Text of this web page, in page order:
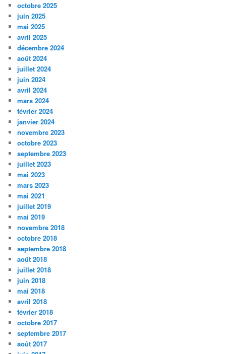
octobre 2025
juin 2025
mai 2025
avril 2025
décembre 2024
août 2024
juillet 2024
juin 2024
avril 2024
mars 2024
février 2024
janvier 2024
novembre 2023
octobre 2023
septembre 2023
juillet 2023
mai 2023
mars 2023
mai 2021
juillet 2019
mai 2019
novembre 2018
octobre 2018
septembre 2018
août 2018
juillet 2018
juin 2018
mai 2018
avril 2018
février 2018
octobre 2017
septembre 2017
août 2017